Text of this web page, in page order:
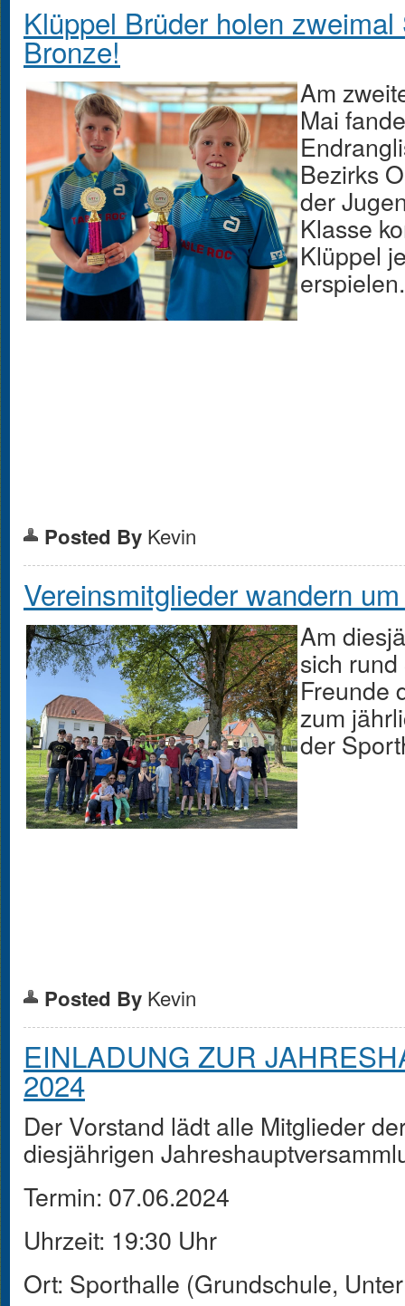
Klüppel Brüder holen
Bronze!
Am
Mai
Bezirks
der
Klasse
Klüppel
erspielen.
Posted By Kevin
Vereinsmitglieder wandern
Am
sich
Freunde
zum
der
Posted By Kevin
EINLADUNG ZUR
2024
Der Vorstand lädt alle Mitglieder
diesjährigen
Termin: 07.06.2024
Uhrzeit: 19:30 Uhr
Ort: Sporthalle (Grundschule,